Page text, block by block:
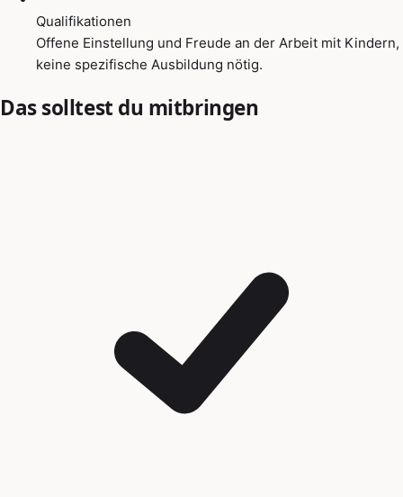
Qualifikationen
Offene Einstellung und Freude an der Arbeit mit Kindern,
keine spezifische Ausbildung nötig.
Das solltest du mitbringen